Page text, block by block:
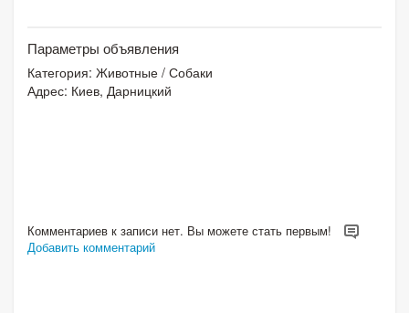
Параметры объявления
Категория: Животные / Собаки
Адрес: Киев, Дарницкий
Комментариев к записи нет. Вы можете стать первым!
Добавить комментарий